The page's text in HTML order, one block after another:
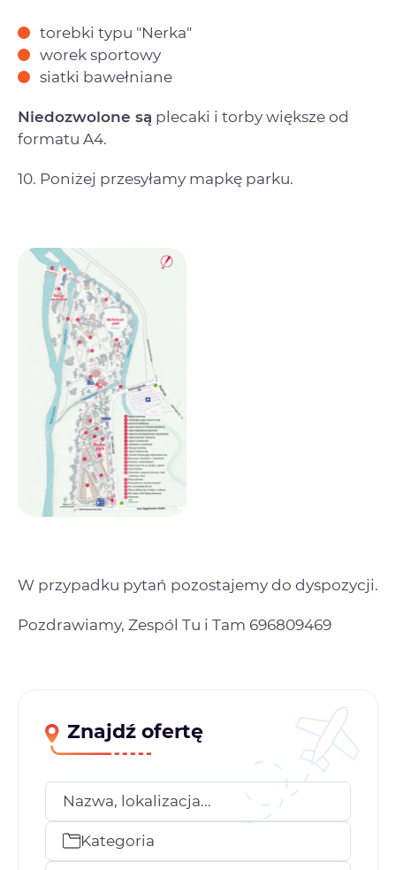
torebki typu "Nerka"
worek sportowy
siatki bawełniane
Niedozwolone są plecaki i torby większe od
formatu A4.
10. Poniżej przesyłamy mapkę parku.
W przypadku pytań pozostajemy do dyspozycji.
Pozdrawiamy, Zespól Tu i Tam 696809469
Znajdź ofertę
Nazwa, lokalizacja...
Kategoria